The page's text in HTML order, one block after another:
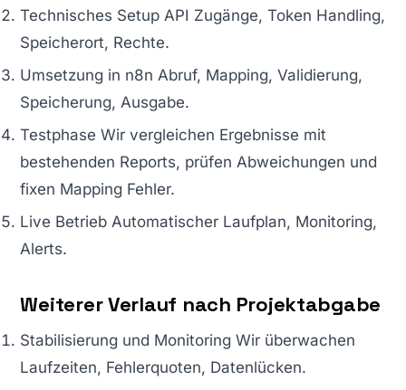
Technisches Setup API Zugänge, Token Handling,
Speicherort, Rechte.
Umsetzung in n8n Abruf, Mapping, Validierung,
Speicherung, Ausgabe.
Testphase Wir vergleichen Ergebnisse mit
bestehenden Reports, prüfen Abweichungen und
fixen Mapping Fehler.
Live Betrieb Automatischer Laufplan, Monitoring,
Alerts.
Weiterer Verlauf nach Projektabgabe
Stabilisierung und Monitoring Wir überwachen
Laufzeiten, Fehlerquoten, Datenlücken.